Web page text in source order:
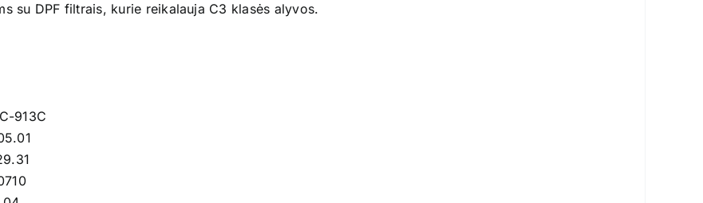
su DPF filtrais, kurie reikalauja C3 klasės alyvos.
913C